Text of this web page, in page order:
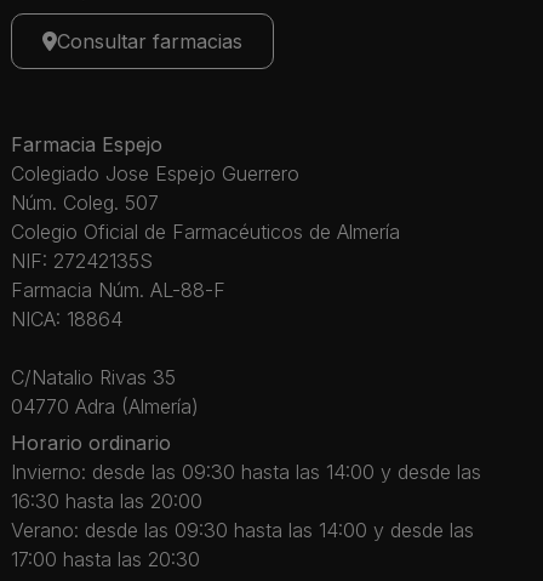
Consultar farmacias
Farmacia Espejo
Colegiado Jose Espejo Guerrero
Núm. Coleg. 507
Colegio Oficial de Farmacéuticos de Almería
NIF: 27242135S
Farmacia Núm. AL-88-F
NICA: 18864
C/Natalio Rivas 35
04770 Adra (Almería)
Horario ordinario
Invierno: desde las 09:30 hasta las 14:00 y desde las
16:30 hasta las 20:00
Verano: desde las 09:30 hasta las 14:00 y desde las
17:00 hasta las 20:30